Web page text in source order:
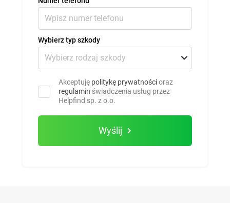
Wybierz typ szkody
Akceptuję politykę prywatnościoraz
regulamin świadczenia usług przez
Helpfind sp. z o.o.
Wyślij